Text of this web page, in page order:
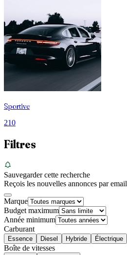
Sportive
210
Filtres
Sauvegarder cette recherche
Reçois les nouvelles annonces par email
Marque
Budget maximum
Année minimum
Carburant
Essence Diesel Hybride Électrique
Boîte de vitesses